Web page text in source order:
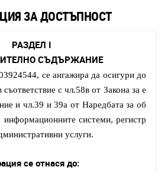
ЗА ДОСТЪПНОСТ
РАЗДЕЛ I
СЪДЪРЖАНИЕ
, се ангажира да осигури до
с чл.58в от Закона за е
и чл.39 и 39а от Наредбата за об
системи, регистр
услуги.
се отнася до: